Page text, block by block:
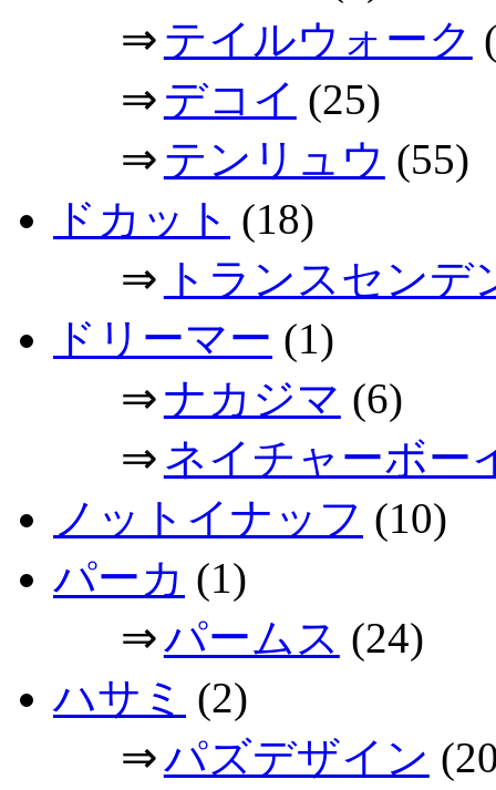
⇒ テイルウォーク
⇒ デコイ (25)
⇒ テンリュウ (55)
ドカット (18)
⇒ トランスセンデ
ドリーマー (1)
⇒ナカジマ (6)
⇒ ネイチャーボー
ノットイナッフ (10)
パーカ (1)
⇒パームス (24)
ハサミ (2)
⇒パズデザイン